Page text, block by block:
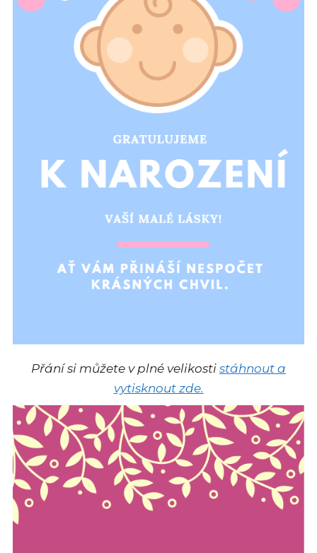
Přání si můžete v plné velikosti stáhnout a
vytisknout zde.